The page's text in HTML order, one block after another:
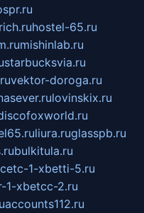
hostel-65.ru
mishinlab.ru
starbucksvia.ru
vektor-doroga.ru
lovinskix.ru
liura.ruglasspb.ru
bulkitula.ru
1-xbetti-5.ru
1-xbetcc-2.ru
accounts112.ru